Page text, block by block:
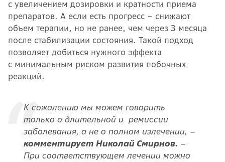
с увеличением дозировки и кратности приема
препаратов. А если есть прогресс – снижают
объем терапии, но не ранее, чем через 3 месяца
после стабилизации состояния. Такой подход
позволяет добиться нужного эффекта
с минимальным риском развития побочных
реакций.
К сожалению мы можем говорить
только о длительной и ремиссии
заболевания, а не о полном излечении, –
комментирует Николай Смирнов. –
При соответствующем лечении можно